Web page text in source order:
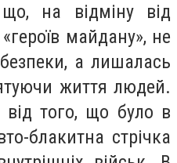
на відміну від
майдану», не
а лишалась
життя людей.
того, що було в
блакитна стрічка